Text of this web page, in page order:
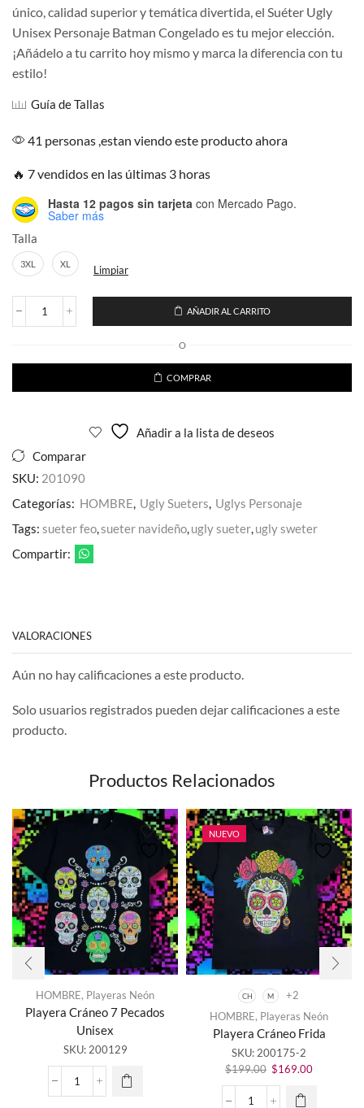
único, calidad superior y temática divertida, el Suéter Ugly
Unisex Personaje Batman Congelado es tu mejor elección.
¡Añádelo a tu carrito hoy mismo y marca la diferencia con tu
estilo!
Guía de Tallas
41 personas ,estan viendo este producto ahora
🔥 7 vendidos en las últimas 3 horas
Hasta 12 pagos sin tarjeta con Mercado Pago.
Saber más
Talla
3XL XL Limpiar
Sueter
Personaje
Congelado
AÑADIR AL CARRITO
O
COMPRAR
Añadir a la lista de deseos
Comparar
SKU: 201090
Categorías: HOMBRE, Ugly Sueters, Uglys Personaje
Tags: sueter feo,sueter navideño,ugly sueter,ugly sweter
Compartir:
VALORACIONES
Aún no hay calificaciones a este producto.
Solo usuarios registrados pueden dejar calificaciones a este
producto.
Productos Relacionados
HOMBRE, Playeras Neón
Playera Cráneo 7 Pecados
Unisex
SKU: 200129
Playera
NUEVO
CH M
+2
HOMBRE, Playeras Neón
Playera Cráneo Frida
SKU:200175-2
$199.00 El
precio
original
$169.00El
Este
producto
tiene
múltiples
variantes.
Las
opciones